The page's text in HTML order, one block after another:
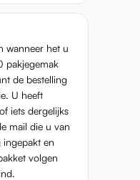
wanneer het u
pakjegemak
de bestelling
U heeft
iets dergelijks
mail die u van
ingepakt en
volgen